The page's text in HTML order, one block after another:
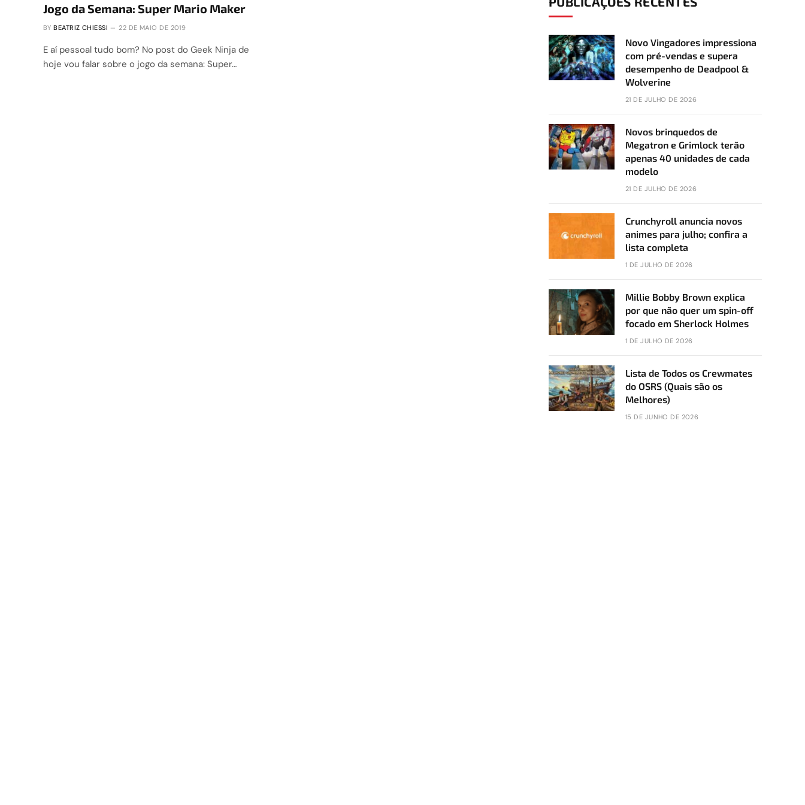
Jogo da Semana: Super Mario Maker
BY BEATRIZ CHIESSI 22 DE MAIO DE 2019
E aí pessoal tudo bom? No post do Geek Ninja de
hoje vou falar sobre o jogo da semana: Super…
Novo Vingadores impressiona
com pré-vendas e supera
desempenho de Deadpool &
Wolverine
21 DE JULHO DE 2026
Novos brinquedos de
Megatron e Grimlock terão
apenas 40 unidades de cada
modelo
21 DE JULHO DE 2026
Crunchyroll anuncia novos
animes para julho; confira a
lista completa
1 DE JULHO DE 2026
Millie Bobby Brown explica
por que não quer um spin-off
focado em Sherlock Holmes
1 DE JULHO DE 2026
Lista de Todos os Crewmates
do OSRS (Quais são os
Melhores)
15 DE JUNHO DE 2026